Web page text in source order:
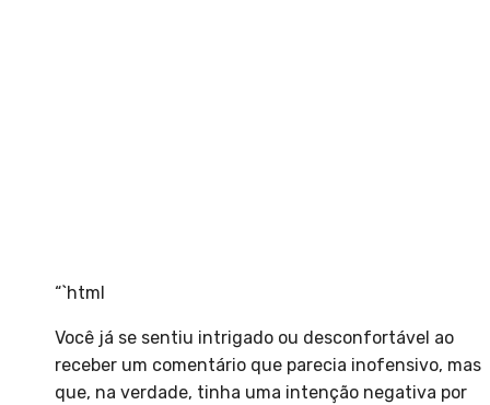
“`html
Você já se sentiu intrigado ou desconfortável ao
receber um comentário que parecia inofensivo, mas
que, na verdade, tinha uma intenção negativa por